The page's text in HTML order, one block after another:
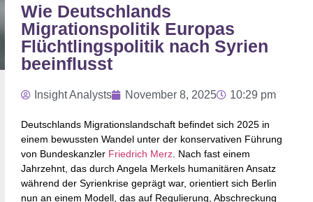
Wie Deutschlands
Migrationspolitik Europas
Flüchtlingspolitik nach Syrien
beeinflusst
Insight Analysts November 8, 2025 10:29 pm
Deutschlands Migrationslandschaft befindet sich 2025 in
einem bewussten Wandel unter der konservativen Führung
von Bundeskanzler Friedrich Merz . Nach fast einem
Jahrzehnt, das durch Angela Merkels humanitären Ansatz
während der Syrienkrise geprägt war, orientiert sich Berlin
nun an einem Modell, das auf Regulierung, Abschreckung